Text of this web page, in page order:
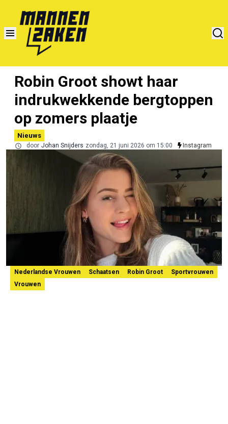
Robin Groot showt haar
indrukwekkende bergtoppen
op zomers plaatje
Nieuws
door Johan Snijders zondag, 21 juni 2026 om 15:00 Instagram
Nederlandse Vrouwen Schaatsen Robin Groot
Sportvrouwen
Vrouwen